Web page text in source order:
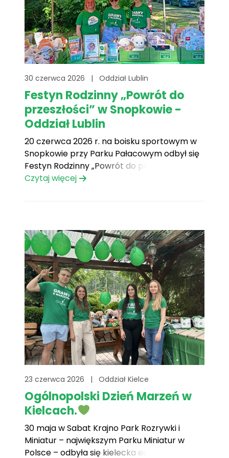
30 czerwca 2026 | Oddział Lublin
Festyn Rodzinny „Powrót do
przeszłości” w Snopkowie -
Oddział Lublin
20 czerwca 2026 r. na boisku sportowym w
Snopkowie przy Parku Pałacowym odbył się
Festyn Rodzinny „Powrót do przeszłości”.
Program festynu był bardzo bogaty.
uczestników czekał również poczęstunek
przygotowany przez lokalnych
organizatorów. Można[...]
Czytaj więcej
23 czerwca 2026 | Oddział Kielce
Ogólnopolski Dzień Marzeń w
Kielcach.
30 maja w Sabat Krajno Park Rozrywki i
Miniatur – największym Parku Miniatur w
Polsce – odbyła się kielecka edycja